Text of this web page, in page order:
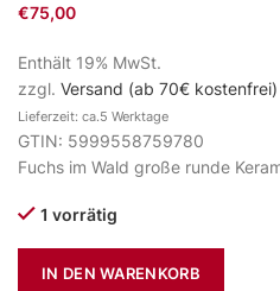
€75,00
Enthält 19% MwSt.
zzgl. Versand (ab 70€ kostenfrei)
Lieferzeit: ca.5 Werktage
GTIN: 5999558759780
Fuchs im Wald große runde
1 vorrätig
IN DEN WARENKORB